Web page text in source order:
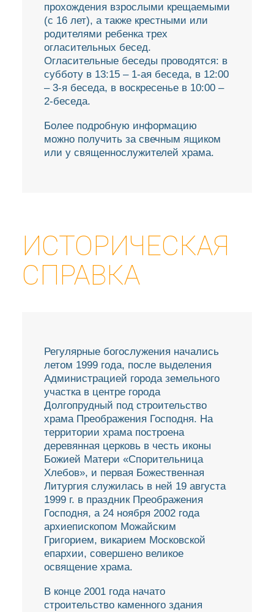
прохождения взрослыми крещаемыми
(с 16 лет), а также крестными или
родителями ребенка трех
огласительных бесед.
Огласительные беседы проводятся: в
субботу в 13:15 – 1-ая беседа, в 12:00
– 3-я беседа, в воскресенье в 10:00 –
2-беседа.
Более подробную информацию
можно получить за свечным ящиком
или у священнослужителей храма.
ИСТОРИЧЕСКАЯ
СПРАВКА
Регулярные богослужения начались
летом 1999 года, после выделения
Администрацией города земельного
участка в центре города
Долгопрудный под строительство
храма Преображения Господня. На
территории храма построена
деревянная церковь в честь иконы
Божией Матери «Спорительница
Хлебов», и первая Божественная
Литургия служилась в ней 19 августа
1999 г. в праздник Преображения
Господня, а 24 ноября 2002 года
архиепископом Можайским
Григорием, викарием Московской
епархии, совершено великое
освящение храма.
В конце 2001 года начато
строительство каменного здания